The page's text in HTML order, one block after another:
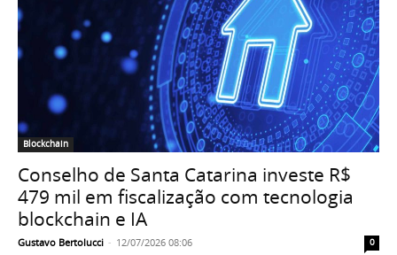
Blockchain
Conselho de Santa Catarina investe R$
479 mil em fiscalização com tecnologia
blockchain e IA
Gustavo Bertolucci - 12/07/2026 08:06 0